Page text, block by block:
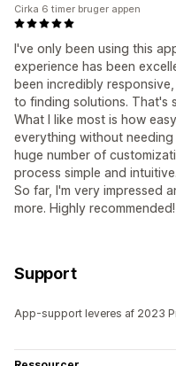
I've only been using this
experience has been
been incredibly
to finding solutions. That's
What I like most is how
everything without
huge number of
process simple and intuitive.
So far, I'm very impressed
more. Highly recommended!
Cirka 6 timer bruger appen
Support
App-support leveres af 2023